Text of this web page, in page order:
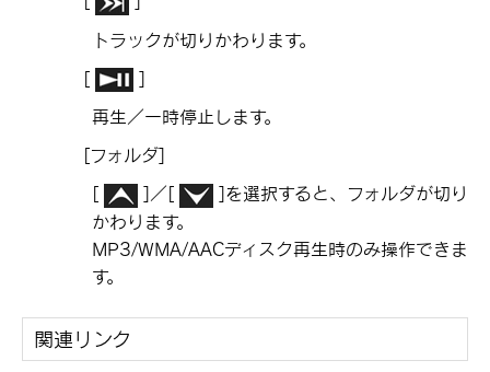
トラックが切りかわります。
[‍
‍]
再生／一時停止します。
[‍フォルダ‍]
[‍
‍] ／ [‍ ‍]を選択すると、フォルダが切り
かわります。
MP3/WMA/AACディスク再生時のみ操作できま
す。
関連リンク